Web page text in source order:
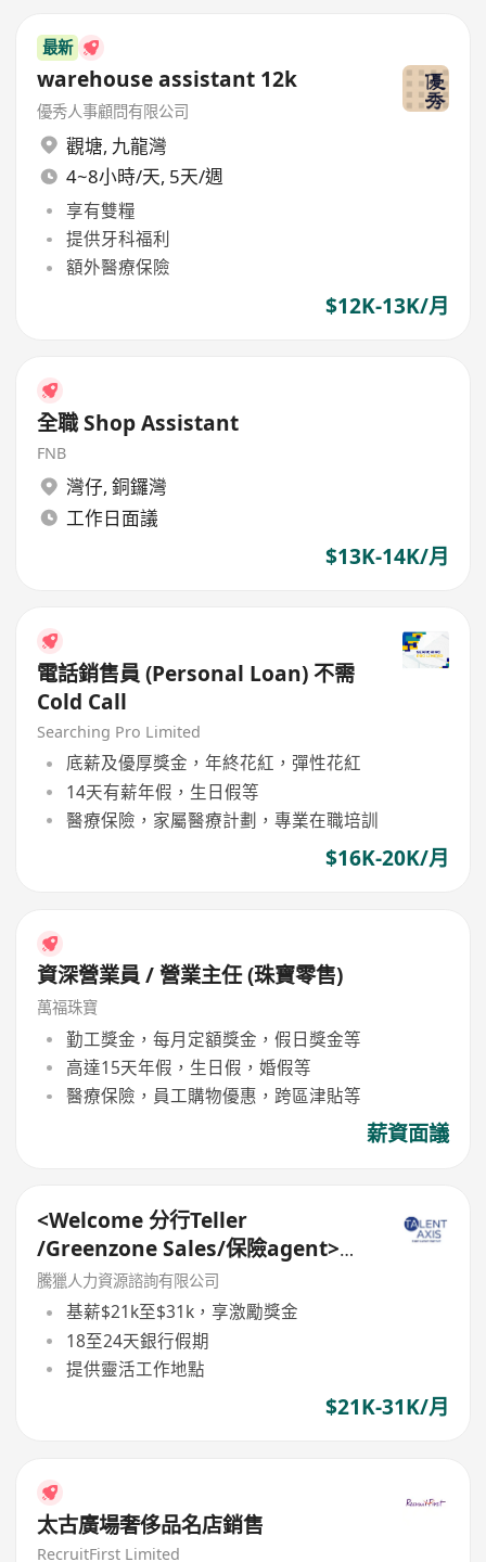
最新
warehouse assistant 12k
優秀人事顧問有限公司
觀塘, 九龍灣
4~8小時/天, 5天/週
享有雙糧
提供牙科福利
額外醫療保險
$12K-13K/月
全職 Shop Assistant
FNB
灣仔, 銅鑼灣
工作日面議
$13K-14K/月
電話銷售員 (Personal Loan) 不需
Cold Call
Searching Pro Limited
底薪及優厚獎金，年終花紅，彈性花紅
14天有薪年假，生日假等
醫療保險，家屬醫療計劃，專業在職培訓
$16K-20K/月
資深營業員 / 營業主任 (珠寶零售)
萬福珠寶
勤工獎金，每月定額獎金，假日獎金等
高達15天年假，生日假，婚假等
醫療保險，員工購物優惠，跨區津貼等
薪資面議
<Welcome 分行Teller
/Greenzone Sales/保險agent>
General Banking Manager
騰獵人力資源諮詢有限公司
基薪$21k至$31k，享激勵獎金
18至24天銀行假期
提供靈活工作地點
$21K-31K/月
太古廣場奢侈品名店銷售
RecruitFirst Limited